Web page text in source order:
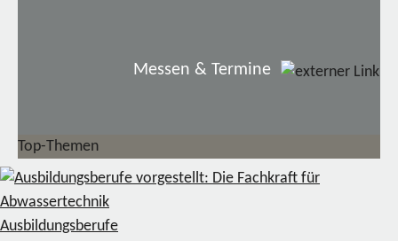
Messen & Termine
Top-Themen
Ausbildungsberufe